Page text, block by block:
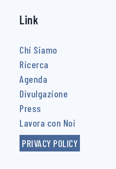
Link
Chi Siamo
Ricerca
Agenda
Divulgazione
Press
Lavora con Noi
PRIVACY POLICY